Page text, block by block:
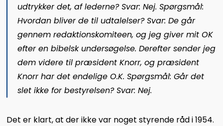
udtrykker det, af lederne? Svar: Nej. Spørgsmål:
Hvordan bliver de til udtalelser? Svar: De går
gennem redaktionskomiteen, og jeg giver mit OK
efter en bibelsk undersøgelse. Derefter sender jeg
dem videre til præsident Knorr, og præsident
Knorr har det endelige O.K. Spørgsmål: Går det
slet ikke for bestyrelsen? Svar: Nej.
Det er klart, at der ikke var noget styrende råd i 1954.